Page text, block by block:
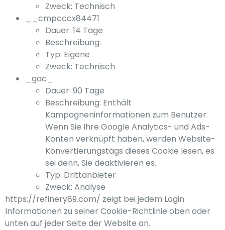
Zweck: Technisch
__cmpcccx84471
Dauer: 14 Tage
Beschreibung:
Typ: Eigene
Zweck: Technisch
_gac_
Dauer: 90 Tage
Beschreibung: Enthält
Kampagneninformationen zum Benutzer.
Wenn Sie Ihre Google Analytics- und Ads-
Konten verknüpft haben, werden Website-
Konvertierungstags dieses Cookie lesen, es
sei denn, Sie deaktivieren es.
Typ: Drittanbieter
Zweck: Analyse
https://refinery89.com/ zeigt bei jedem Login
Informationen zu seiner Cookie-Richtlinie oben oder
unten auf jeder Seite der Website an.